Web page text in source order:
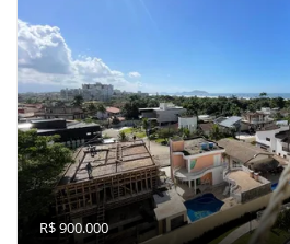
R$ 900.000